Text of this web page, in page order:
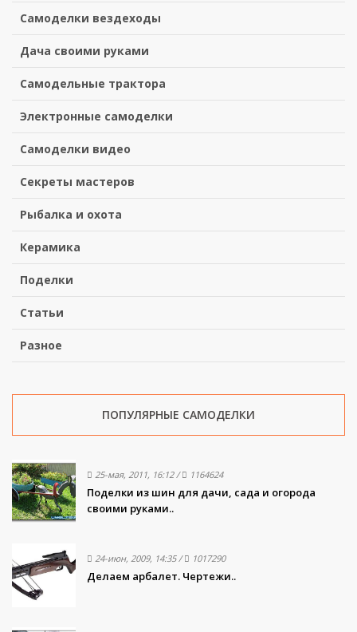
Самоделки вездеходы
Дача своими руками
Самодельные трактора
Электронные самоделки
Самоделки видео
Секреты мастеров
Рыбалка и охота
Керамика
Поделки
Статьи
Разное
ПОПУЛЯРНЫЕ САМОДЕЛКИ
25-мая, 2011, 16:12/ 1164624
Поделки из шин для дачи, сада и огорода
своими руками..
24-июн, 2009, 14:35/ 1017290
Делаем арбалет. Чертежи..